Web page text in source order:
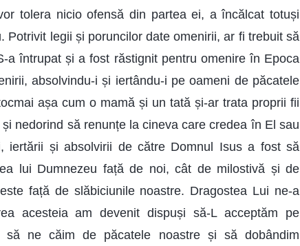
tolera nicio ofensă din partea ei, a încălcat totuși
Potrivit legii și poruncilor date omenirii, ar fi trebuit să
a întrupat și a fost răstignit pentru omenire în Epoca
absolvindu-i și iertându-i pe oameni de păcatele
așa cum o mamă și un tată și-ar trata proprii fii
nedorind să renunțe la cineva care credea în El sau
iertării și absolvirii de către Domnul Isus a fost să
lui Dumnezeu față de noi, cât de milostivă și de
față de slăbiciunile noastre. Dragostea Lui ne-a
acesteia am devenit dispuși să-L acceptăm pe
ne căim de păcatele noastre și să dobândim